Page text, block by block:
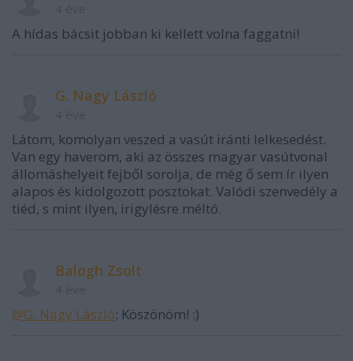
A hídas bácsit jobban ki kellett volna faggatni!
G. Nagy László
Látom, komolyan veszed a vasút iránti lelkesedést.
Van egy haverom, aki az összes magyar vasútvonal
állomáshelyeit fejből sorolja, de még ő sem ír ilyen
alapos és kidolgozott posztokat. Valódi szenvedély a
tiéd, s mint ilyen, irigylésre méltó.
Balogh Zsolt
@G. Nagy László: Köszönöm! :)